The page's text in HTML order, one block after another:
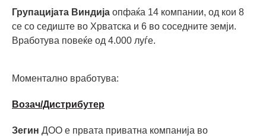
Групацијата Виндија опфаќа 14 компании, од кои 8
се со седиште во Хрватска и 6 во соседните земји.
Вработува повеќе од 4.000 луѓе.
Моментално вработува:
Возач/Дистрибутер
Зегин ДОО е првата приватна компанија во